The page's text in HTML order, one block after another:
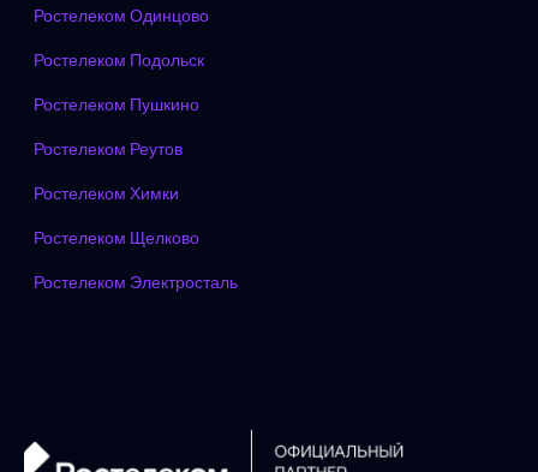
Ростелеком Одинцово
Ростелеком Подольск
Ростелеком Пушкино
Ростелеком Реутов
Ростелеком Химки
Ростелеком Щелково
Ростелеком Электросталь